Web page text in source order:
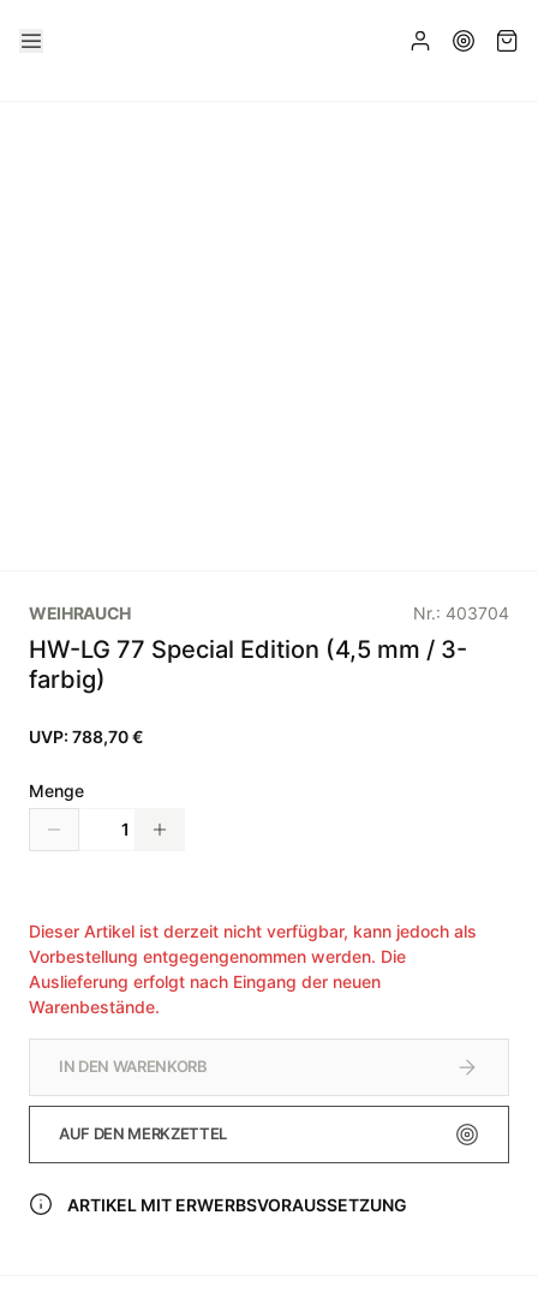
WEIHRAUCH Nr.: 403704
HW-LG 77 Special Edition (4,5 mm / 3-
farbig)
UVP: 788,70 €
Menge
Dieser Artikel ist derzeit nicht verfügbar, kann jedoch als
Vorbestellung entgegengenommen werden. Die
Auslieferung erfolgt nach Eingang der neuen
Warenbestände.
IN DEN WARENKORB
AUF DEN MERKZETTEL
ARTIKEL MIT ERWERBSVORAUSSETZUNG